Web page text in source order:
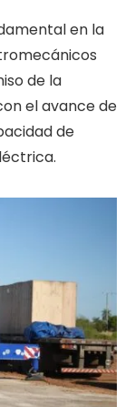
en la
de la
el avance de
de